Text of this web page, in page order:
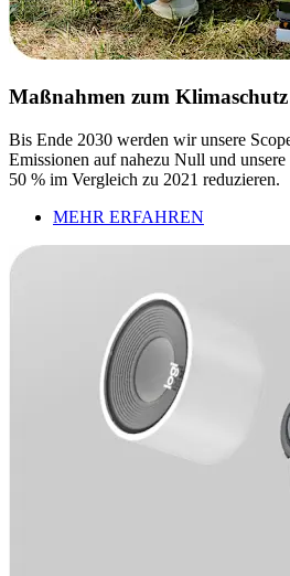
Maßnahmen zum Klimaschutz
Bis Ende 2030 werden wir unsere
Emissionen auf nahezu Null und
50 % im Vergleich zu 2021 reduzieren.
MEHR ERFAHREN